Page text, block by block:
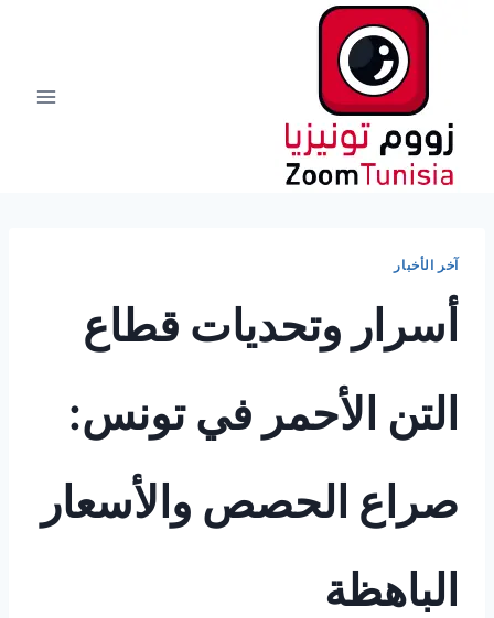
آخر الأخبار
أسرار وتحديات قطاع
التن الأحمر في تونس:
صراع الحصص والأسعار
الباهظة